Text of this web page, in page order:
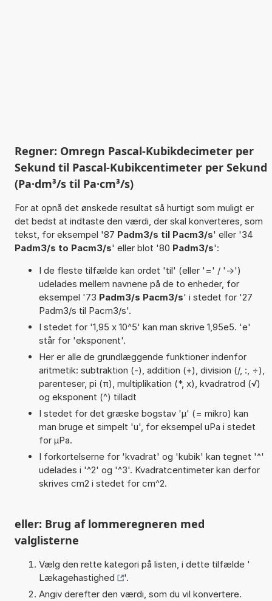
Regner: Omregn Pascal-Kubikdecimeter per
Sekund til Pascal-Kubikcentimeter per Sekund
(Pa·dm³/s til Pa·cm³/s)
For at opnå det ønskede resultat så hurtigt som muligt er
det bedst at indtaste den værdi, der skal konverteres, som
tekst, for eksempel '87 Padm3/s til Pacm3/s' eller '34
Padm3/s to Pacm3/s' eller blot '80 Padm3/s':
I de fleste tilfælde kan ordet 'til' (eller '=' / '->')
udelades mellem navnene på de to enheder, for
eksempel '73 Padm3/s Pacm3/s' i stedet for '27
Padm3/s til Pacm3/s'.
I stedet for '1,95 x 10^5' kan man skrive 1,95e5. 'e'
står for 'eksponent'.
Her er alle de grundlæggende funktioner indenfor
aritmetik: subtraktion (-), addition (+), division (/, :, ÷),
parenteser, pi (π), multiplikation (*, x), kvadratrod (√)
og eksponent (^) tilladt
I stedet for det græske bogstav 'µ' (= mikro) kan
man bruge et simpelt 'u', for eksempel uPa i stedet
for µPa.
I forkortelserne for 'kvadrat' og 'kubik' kan tegnet '^'
udelades i '^2' og '^3'. Kvadratcentimeter kan derfor
skrives cm2 i stedet for cm^2.
eller: Brug af lommeregneren med
valglisterne
Vælg den rette kategori på listen, i dette tilfælde '
Lækagehastighed
'.
Angiv derefter den værdi, som du vil konvertere.